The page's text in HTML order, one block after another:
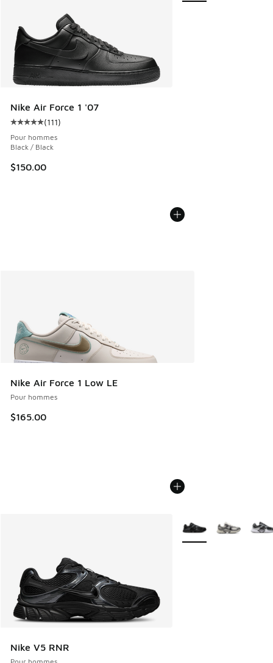
Nike Air Force 1 '07
Cote moyenne du client - [5 sur 5 étoiles], 111
(111)
Pour hommes
Black / Black
$150.00
Nike Air Force 1 Low LE
Pour hommes
$165.00
Nike V5 RNR
Plus de couleurs